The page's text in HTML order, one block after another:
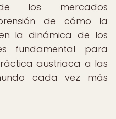
de los mercados
de cómo la
la dinámica de los
fundamental para
austriaca a las
cada vez más